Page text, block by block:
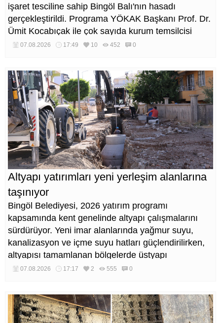
işaret tesciline sahip Bingöl Balı'nın hasadı
gerçekleştirildi. Programa YÖKAK Başkanı Prof. Dr.
Ümit Kocabıçak ile çok sayıda kurum temsilcisi
katıldı.
07.08.2026 17:49 10 452 0
Altyapı yatırımları yeni yerleşim alanlarına
taşınıyor
Bingöl Belediyesi, 2026 yatırım programı
kapsamında kent genelinde altyapı çalışmalarını
sürdürüyor. Yeni imar alanlarında yağmur suyu,
kanalizasyon ve içme suyu hatları güçlendirilirken,
altyapısı tamamlanan bölgelerde üstyapı
düzenlemeleri de eş zamanlı yürütülüyor.
07.08.2026 17:17 2 555 0